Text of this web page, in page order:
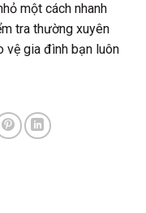
một cách nhanh
tra thường xuyên
vệ gia đình bạn luôn